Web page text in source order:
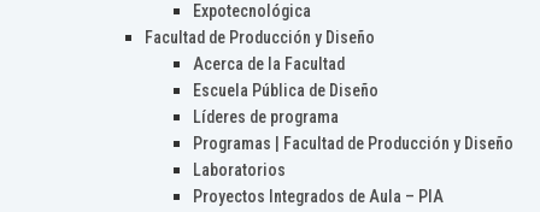
Expotecnológica
Facultad de Producción y Diseño
Acerca de la Facultad
Escuela Pública de Diseño
Líderes de programa
Programas | Facultad de Producción y Diseño
Laboratorios
Proyectos Integrados de Aula – PIA